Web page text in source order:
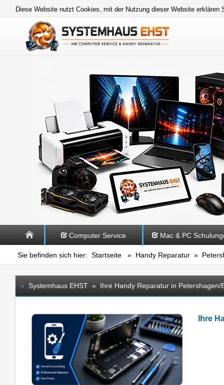
Diese Website nutzt Cookies, mit der Nutzung dieser Website
Computer Service Mac & PC
Sie befinden sich hier: Startseite » Handy Reparatur »
» Systemhaus EHST » Ihre Handy Reparatur in Petershagen/
Ihre